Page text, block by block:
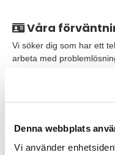
Denna webbplats
Vi använder
Våra
Vi söker dig som har ett
arbeta med
men det är inget krav. I
och Microsoft System
plus.